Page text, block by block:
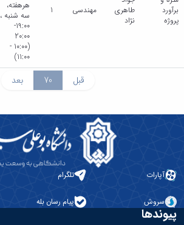
برآورد
پروژه
طاهری
نژاد
مهندسی 1
هرهفته،
سه شنبه ،
19:00-
20:00
(10:00 -
11:00)
قبل 70 بعد
آپارات تلگرام
سروش پیام رسان بله
پیوندها